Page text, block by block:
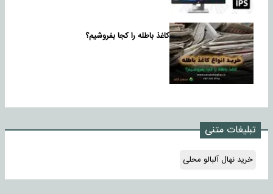
کاغذ باطله را کجا بفروشیم؟
تبلیغات متنی
خرید نهال آلبالو محلی